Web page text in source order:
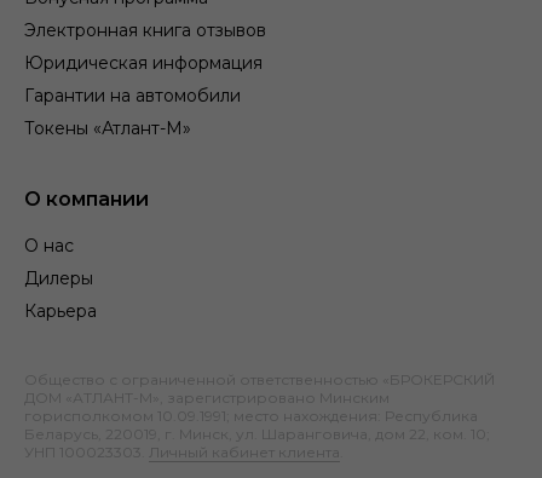
Электронная книга отзывов
Юридическая информация
Гарантии на автомобили
Токены «Атлант-М»
О компании
О нас
Дилеры
Карьера
Общество с ограниченной ответственностью «БРОКЕРСКИЙ
ДОМ «АТЛАНТ-М», зарегистрировано Минским
горисполкомом 10.09.1991; место нахождения: Республика
Беларусь, 220019, г. Минск, ул. Шаранговича, дом 22, ком. 10;
УНП 100023303.
Личный кабинет клиента